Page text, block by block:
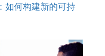
如何构建新的可持